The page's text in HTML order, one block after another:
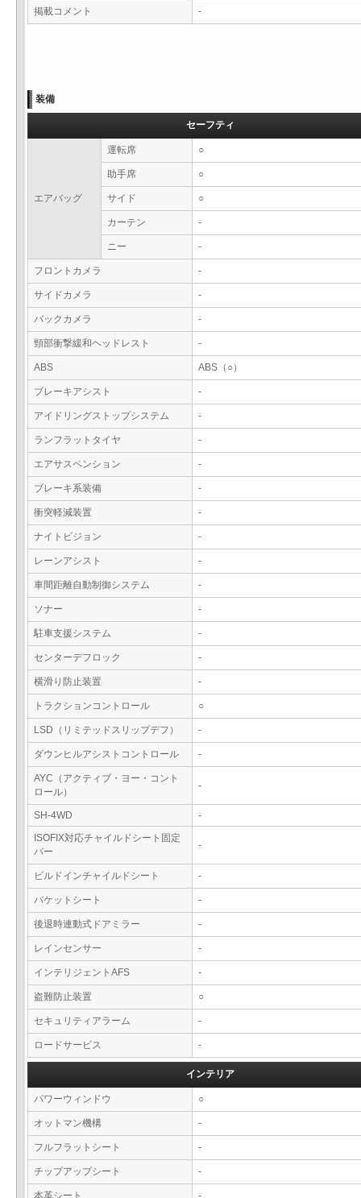
掲載コメント -
装備
セーフティ
エアバッグ
運転席 ○
助手席 ○
サイド ○
カーテン -
ニー -
フロントカメラ -
サイドカメラ -
バックカメラ -
頸部衝撃緩和ヘッドレスト -
ABS ABS（○）
ブレーキアシスト -
アイドリングストップシステム -
ランフラットタイヤ -
エアサスペンション -
ブレーキ系装備 -
衝突軽減装置 -
ナイトビジョン -
レーンアシスト -
車間距離自動制御システム -
ソナー -
駐車支援システム -
センターデフロック -
横滑り防止装置 -
トラクションコントロール ○
LSD（リミテッドスリップデフ） -
ダウンヒルアシストコントロール -
AYC（アクティブ・ヨー・コント
ロール）
-
SH-4WD
-
ISOFIX対応チャイルドシート固定
バー
-
ビルドインチャイルドシート -
バケットシート -
後退時連動式ドアミラー -
レインセンサー -
インテリジェントAFS -
盗難防止装置 ○
セキュリティアラーム -
ロードサービス -
インテリア
パワーウィンドウ ○
オットマン機構 -
フルフラットシート -
チップアップシート -
本革シート -